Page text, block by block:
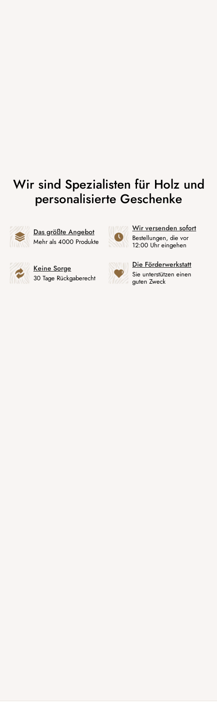
Das größte Angebot
Mehr als 4000 Produkte
Wir versenden sofort
Bestellungen, die vor
12:00 Uhr eingehen
Keine Sorge
30 Tage Rückgaberecht
Die Förderwerkstatt
Sie unterstützen einen
guten Zweck